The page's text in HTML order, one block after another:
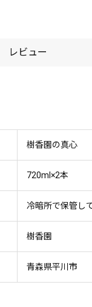
レビュー
樹香園の真心
720ml×2本
冷暗所で保管し
樹香園
青森県平川市